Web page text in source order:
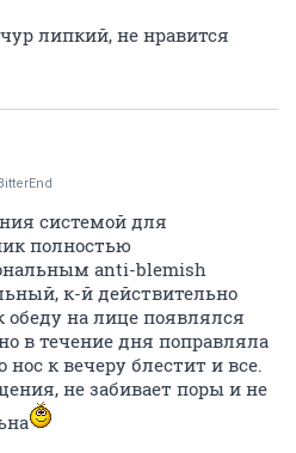
липкий, не нравится
системой для
полностью
anti-blemish
к-й действительно
на лице появлялся
в течение дня поправляла
к вечеру блестит и все.
не забивает поры и не